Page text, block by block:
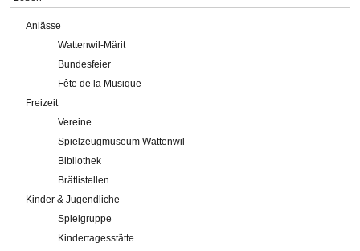
Anlässe
Wattenwil-Märit
Bundesfeier
Fête de la Musique
Freizeit
Vereine
Spielzeugmuseum Wattenwil
Bibliothek
Brätlistellen
Kinder & Jugendliche
Spielgruppe
Kindertagesstätte